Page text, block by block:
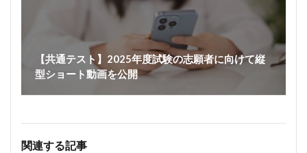
【共通テスト】2025年度試験の志願者に向けて縦
型ショート動画を公開
関連する記事